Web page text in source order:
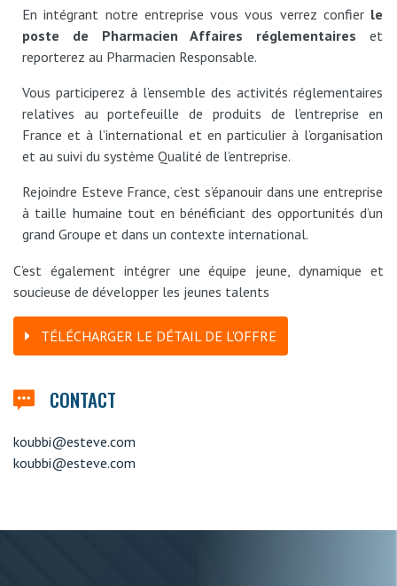
En intégrant notre entreprise vous vous verrez confier le
poste de Pharmacien Affaires réglementaires et
reporterez au Pharmacien Responsable.
Vous participerez à l’ensemble des activités réglementaires
relatives au portefeuille de produits de l’entreprise en
France et à l’international et en particulier à l’organisation
et au suivi du système Qualité de l’entreprise.
Rejoindre Esteve France, c’est s’épanouir dans une entreprise
à taille humaine tout en bénéficiant des opportunités d’un
grand Groupe et dans un contexte international.
C’est également intégrer une équipe jeune, dynamique et
soucieuse de développer les jeunes talents
TÉLÉCHARGER LE DÉTAIL DE L'OFFRE
CONTACT
koubbi@esteve.com
koubbi@esteve.com